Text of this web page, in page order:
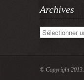
Archives
Archives
© Copyright 2013.